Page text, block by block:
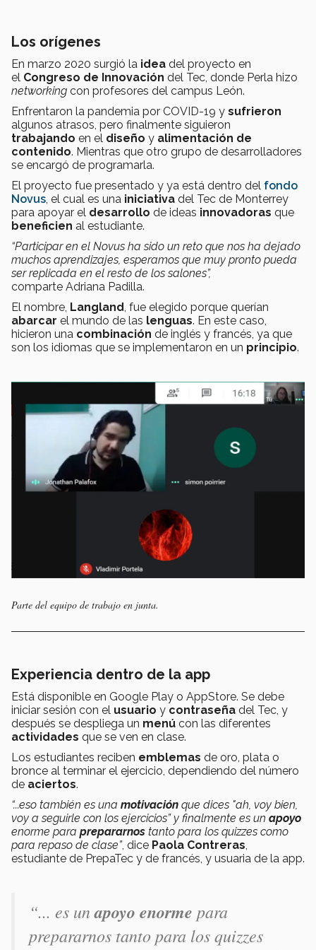
Los orígenes
En marzo 2020 surgió la idea del proyecto en
el Congreso de I nnovación del Tec, donde Perla hizo
networking con profesores del campus León.
Enfrentaron la pandemia por COVID-19 y sufrieron
algunos atrasos, pero finalmente siguieron
trabajando en el diseño y alimentación de
contenido. Mientras que otro grupo de desarrolladores
se encargó de programarla.
El proyecto fue presentado y ya está dentro del fondo
Novus, el cual es una iniciativa del Tec de Monterrey
para apoyar el desarrollo de ideas innovadoras que
beneficien al estudiante.
“Participar en el Novus ha sido un reto que nos ha dejado
muchos aprendizajes, esperamos que muy pronto pueda
ser replicada en el resto de los salones”,
comparte Adriana Padilla.
El nombre, Langland, fue elegido porque querían
abarcar el mundo de las lenguas. En este caso,
hicieron una combinación de inglés y francés, ya que
son los idiomas que se implementaron en un principio.
Parte del equipo de trabajo en junta.
Experiencia dentro de la app
Está disponible en Google Play o AppStore. Se debe
iniciar sesión con el usuario y contraseña del Tec, y
después se despliega un menú con las diferentes
actividades que se ven en clase.
Los estudiantes reciben emblemas de oro, plata o
bronce al terminar el ejercicio, dependiendo del número
de aciertos.
“...eso también es una motivación que dices "ah, voy bien,
voy a seguirle con los ejercicios” y finalmente es un apoyo
enorme para prepararnos tanto para los quizzes como
para repaso de clase”, dice Paola Contreras
estudiante de PrepaTec y de francés, y usuaria de la app.
“... es unapoyo enorme para
prepararnos tanto para los quizzes